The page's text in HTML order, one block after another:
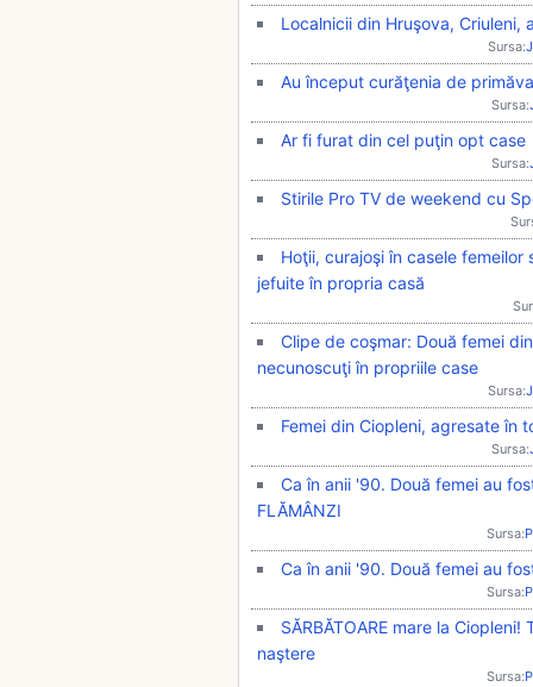
Localnicii din Hruşova,
Sursa:
Au început curăţenia de
Sursa:
Ar fi furat din cel puţin opt case
Sursa:
Stirile Pro TV de weekend cu
Hoţii, curajoşi în casele
jefuite în propria casă
Clipe de coşmar: Două femei
necunoscuţi în propriile case
Sursa:
Femei din Ciopleni, agresate în
Sursa:
Ca în anii '90. Două femei au
FLĂMÂNZI
Sursa:
Ca în anii '90. Două femei au
Sursa:
SĂRBĂTOARE mare la
naştere
Sursa: